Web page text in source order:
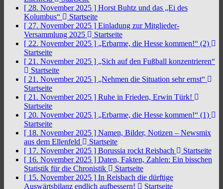
[ 28. November 2025 ] Horst Buhtz und das „Ei des
Kolumbus“
Startseite
[ 27. November 2025 ] Einladung zur Mitglieder-
Versammlung 2025
Startseite
[ 22. November 2025 ] „Erbarme, die Hesse kommen!“ (2)
Startseite
[ 21. November 2025 ] „Sich auf den Fußball konzentrieren“
Startseite
[ 21. November 2025 ] „Nehmen die Situation sehr ernst“
Startseite
[ 21. November 2025 ] Ruhe in Frieden, Erwin Türk!
Startseite
[ 20. November 2025 ] „Erbarme, die Hesse kommen!“ (1)
Startseite
[ 18. November 2025 ] Namen, Bilder, Notizen – Newsmix
aus dem Ellenfeld
Startseite
[ 17. November 2025 ] Borussia rockt Reisbach
Startseite
[ 16. November 2025 ] Daten, Fakten, Zahlen: Ein bisschen
Statistik für die Chronistik
Startseite
[ 15. November 2025 ] In Reisbach die dürftige
Auswärtsbilanz endlich aufbessern!
Startseite